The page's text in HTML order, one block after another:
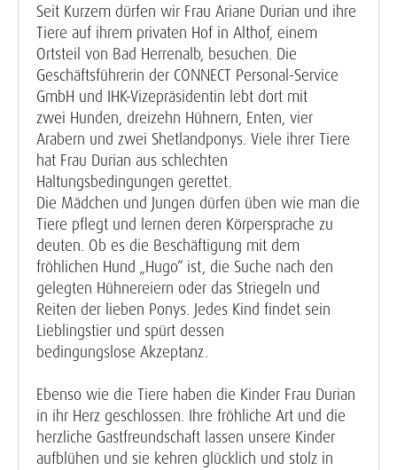
Seit Kurzem dürfen wir Frau Ariane Durian und ihre
Tiere auf ihrem privaten Hof in Althof, einem
Ortsteil von Bad Herrenalb, besuchen. Die
Geschäftsführerin der CONNECT Personal-Service
GmbH und IHK-Vizepräsidentin lebt dort mit
zwei Hunden, dreizehn Hühnern, Enten, vier
Arabern und zwei Shetlandponys. Viele ihrer Tiere
hat Frau Durian aus schlechten
Haltungsbedingungen gerettet.
Die Mädchen und Jungen dürfen üben wie man die
Tiere pflegt und lernen deren Körpersprache zu
deuten. Ob es die Beschäftigung mit dem
fröhlichen Hund „Hugo“ ist, die Suche nach den
gelegten Hühnereiern oder das Striegeln und
Reiten der lieben Ponys. Jedes Kind findet sein
Lieblingstier und spürt dessen
bedingungslose Akzeptanz.
Ebenso wie die Tiere haben die Kinder Frau Durian
in ihr Herz geschlossen. Ihre fröhliche Art und die
herzliche Gastfreundschaft lassen unsere Kinder
aufblühen und sie kehren glücklich und stolz in